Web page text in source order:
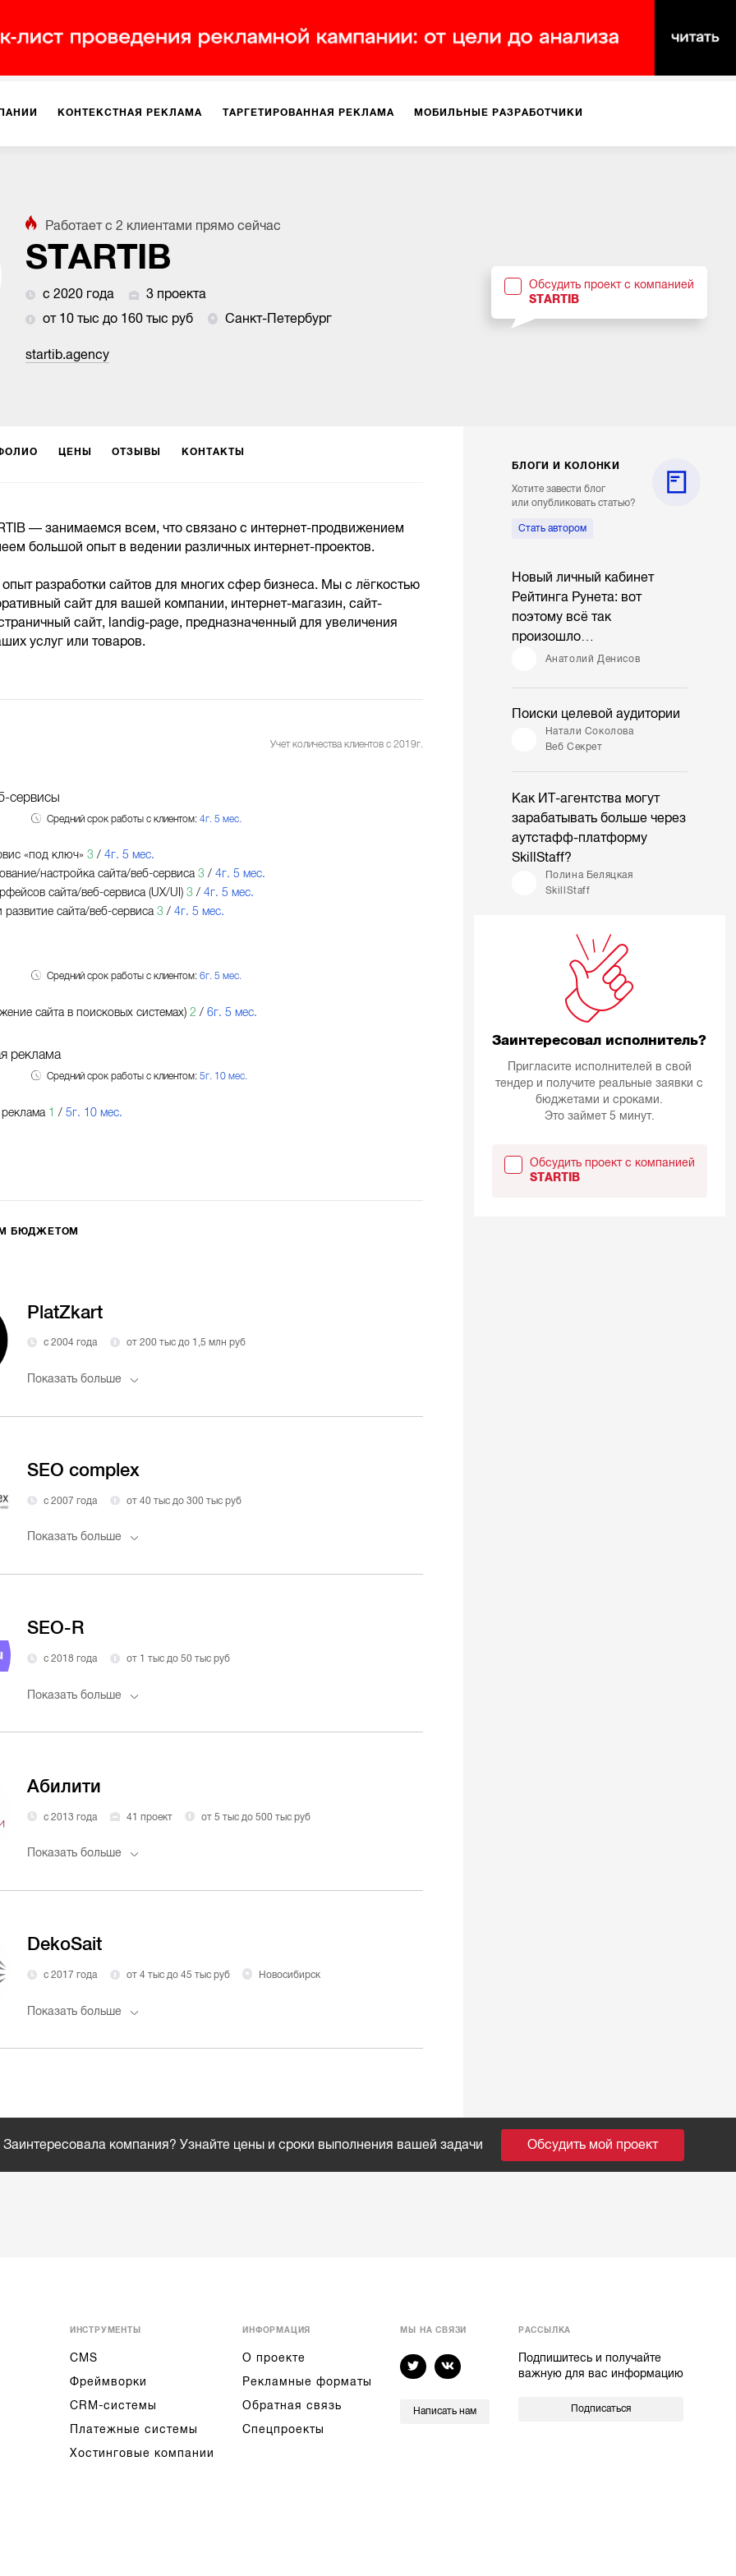
КОНТЕКСТНАЯ РЕКЛАМА ТАРГЕТИРОВАННАЯ РЕКЛАМА МОБИЛЬНЫЕ РАЗРАБОТЧИКИ
РАБОТА С МАРКЕТПЛЕЙСАМИ
Работает с2 клиентами прямо сейчас
STARTIB
с 2020 года
3 проекта
от 10 тыс до 160 тыс руб
Санкт-Петербург
startib.agency
Обсудить проект с компанией
STARTIB
ЦЕНЫ ОТЗЫВЫ КОНТАКТЫ
— занимаемся всем, что связано с интернет-продвижением
большой опыт в ведении различных интернет-проектов.
разработки сайтов для многих сфер бизнеса. Мы с лёгкостью
сайт для вашей компании, интернет-магазин, сайт-
сайт, landig-page, предназначенный для увеличения
услуг или товаров.
Учет количества клиентов с 2019г.
сервисы
Средний срок работы с клиентом: 4г. 5 мес.
«под ключ» 3 / 4г. 5 мес.
настройка сайта/веб-сервиса 3 / 4г. 5 мес.
сайта/веб-сервиса (UX/UI) 3 / 4г. 5 мес.
сайта/веб-сервиса 3 / 4г. 5 мес.
Средний срок работы с клиентом: 6г. 5 мес.
сайта в поисковых системах) 2 / 6г. 5 мес.
реклама
Средний срок работы с клиентом: 5г. 10 мес.
1 / 5г. 10 мес.
БЮДЖЕТОМ
PlatZkart
с 2004 года от 200 тыс до 1,5 млн руб
Показать больше
SEO complex
с 2007 года от 40 тыс до 300 тыс руб
Показать больше
SEO-R
с 2018 года от 1 тыс до 50 тыс руб
Показать больше
Абилити
с 2013 года 41 проект от 5 тыс до 500 тыс руб
Показать больше
DekoSait
с 2017 года от 4 тыс до 45 тыс руб Новосибирск
Показать больше
БЛОГИ И КОЛОНКИ
Хотите завести блог
или опубликовать статью?
Стать автором
Новый личный кабинет
Рейтинга Рунета: вот
поэтому всё так
произошло…
Анатолий Денисов
Поиски целевой аудитории
Натали Соколова
Веб Секрет
Как ИТ-агентства могут
зарабатывать больше через
аутстафф-платформу
SkillStaff?
Полина Беляцкая
SkillStaff
Заинтересовал исполнитель?
Пригласите исполнителей в свой
тендер и получите реальные заявки с
бюджетами и сроками.
Это займет 5 минут.
Обсудить проект с компанией
STARTIB
Заинтересовала компания? Узнайте цены и сроки выполнения вашей задачи Обсудить мой проект
ИНСТРУМЕНТЫ
CMS
Фреймворки
CRM-системы
Платежные системы
Хостинговые компании
ИНФОРМАЦИЯ
О проекте
Рекламные форматы
Обратная связь
Спецпроекты
МЫ НА СВЯЗИ
Написать нам
РАССЫЛКА
Подпишитесь и получайте
важную для вас информацию
Подписаться